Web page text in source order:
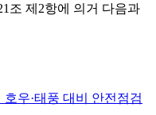
조 제2항에 의거 다음과
우·태풍 대비 안전점검